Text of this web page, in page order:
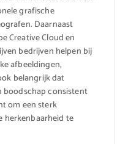
grafische
Daarnaast
Creative Cloud en
bedrijven helpen bij
afbeeldingen,
belangrijk dat
consistent
om een sterk
herkenbaarheid te